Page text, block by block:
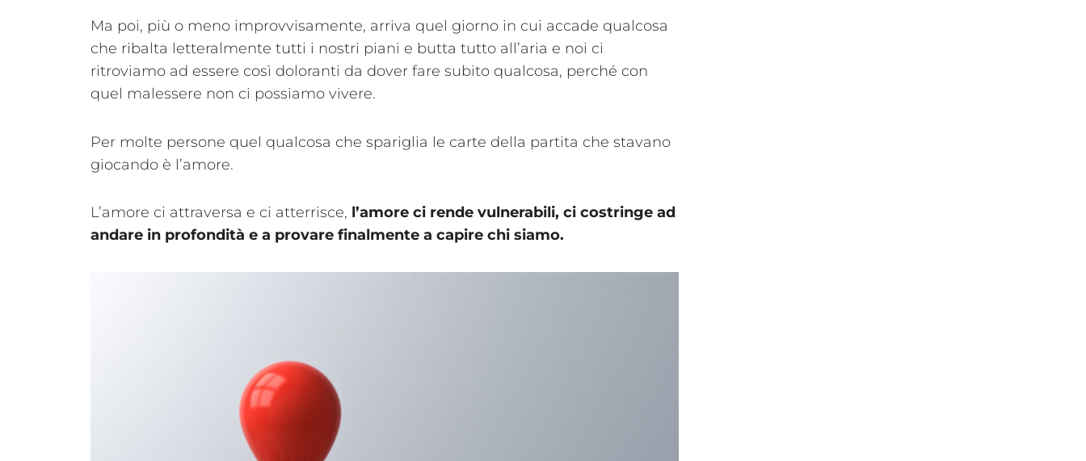
Ma poi, più o meno improvvisamente, arriva quel giorno in cui accade qualcosa
che ribalta letteralmente tutti i nostri piani e butta tutto all’aria e noi ci
ritroviamo ad essere così doloranti da dover fare subito qualcosa, perché con
quel malessere non ci possiamo vivere.
Per molte persone quel qualcosa che spariglia le carte della partita che stavano
giocando è l’amore.
L’amore ci attraversa e ci atterrisce, l’amore ci rende vulnerabili, ci costringe ad
andare in profondità e a provare finalmente a capire chi siamo.